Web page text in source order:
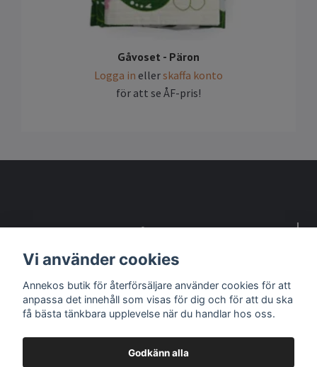
Gåvoset - Päron
Logga in ellerskaffa konto
för att se ÅF-pris!
Detta är en webbsida för återförsäljare
Sociala medier
Vi använder cookies
Annekos butik för återförsäljare använder cookies för att
anpassa det innehåll som visas för dig och för att du ska
få bästa tänkbara upplevelse när du handlar hos oss.
Godkänn alla